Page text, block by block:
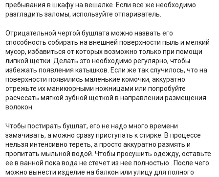
пребывания в шкафу на вешалке. Если все же необходимо
разгладить заломы, используйте отпариватель.
Отрицательной чертой бушлата можно назвать его
способность собирать на внешней поверхности пыль и мелкий
мусор, избавиться от которых возможно только при помощи
липкой щетки. Делать это необходимо регулярно, чтобы
избежать появления катышков. Если же так случилось, что на
поверхности появились маленькие комочки, аккуратно
отрежьте их маникюрными ножницами или попробуйте
расчесать мягкой зубной щеткой в направлении размещения
волокон.
Чтобы постирать бушлат, его не надо много времени
замачивать, а можно сразу приступать к стирке. В процессе
нельзя интенсивно тереть, а просто аккуратно размять и
пропитать мыльной водой. Чтобы просушить одежду, оставьте
ее в ванной пока вода не стечет из нее полностью . После чего
можно вынести изделие на балкон или улицу для полного